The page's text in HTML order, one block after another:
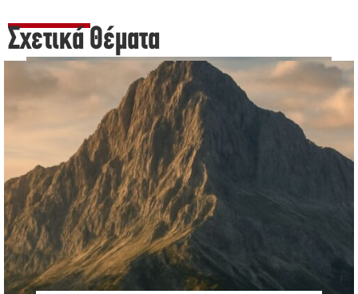
Σχετικά Θέματα